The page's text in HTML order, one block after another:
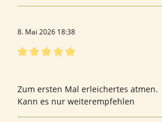
8. Mai 2026 18:38
Zum ersten Mal erleichertes atmen.
Kann es nur weiterempfehlen